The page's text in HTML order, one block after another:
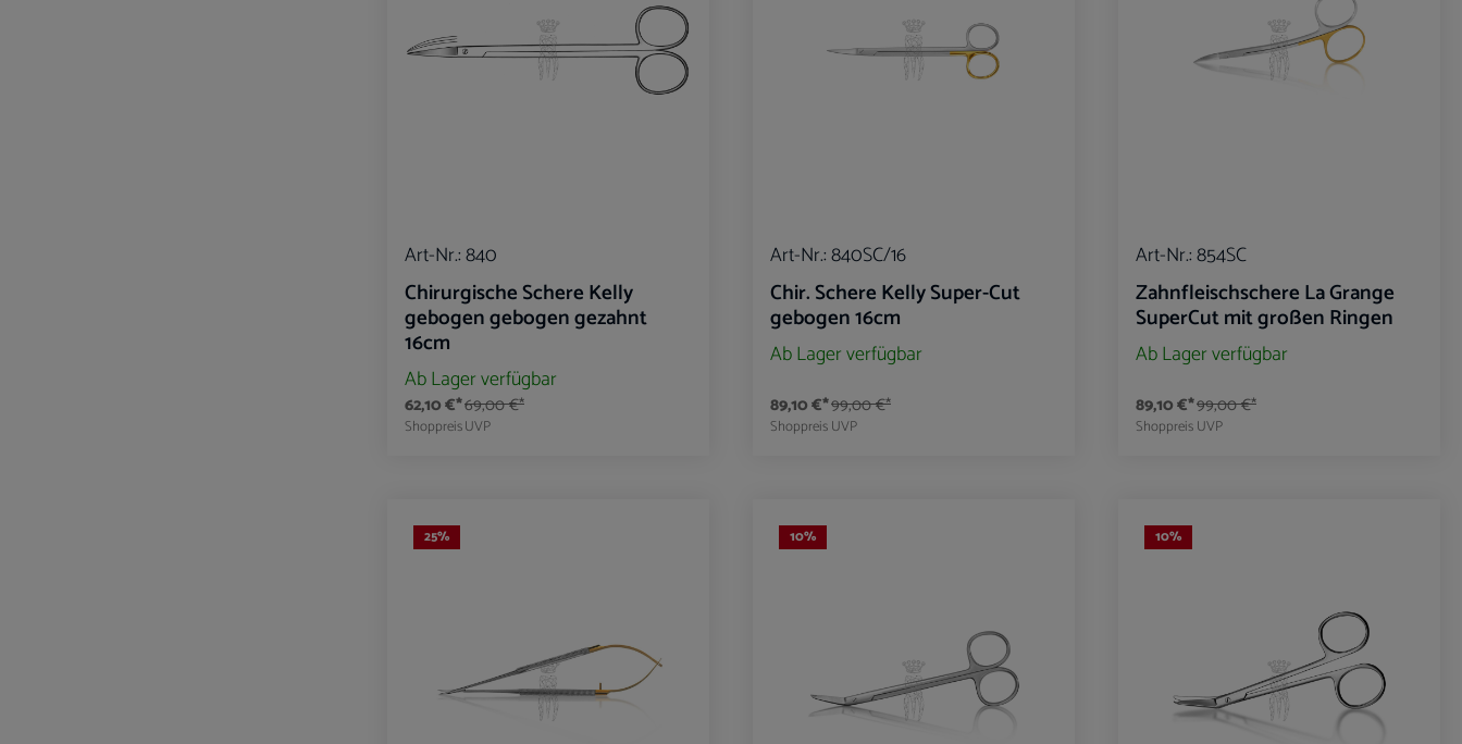
Art-Nr.:840
Chirurgische Schere Kelly
gebogen gebogen gezahnt
16cm
Ab Lager verfügbar
62,10 €*
Shoppreis
69,00 €*
UVP
Art-Nr.:840SC/16
Chir. Schere Kelly Super-Cut
gebogen 16cm
Ab Lager verfügbar
89,10 €*
Shoppreis
99,00 €*
UVP
Art-Nr.:854SC
Zahnfleischschere La Grange
SuperCut mit großen Ringen
Ab Lager verfügbar
89,10 €*
Shoppreis
99,00 €*
UVP
25% 10% 10%